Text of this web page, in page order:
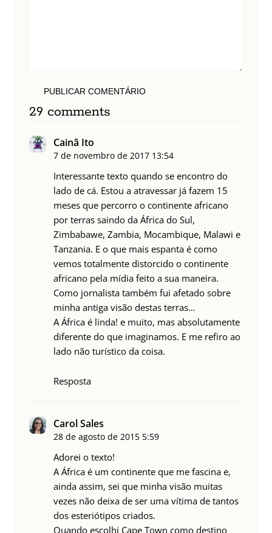
PUBLICAR COMENTÁRIO
29 comments
Cainã Ito
7 de novembro de 2017 13:54
Interessante texto quando se encontro do
lado de cá. Estou a atravessar já fazem 15
meses que percorro o continente africano
por terras saindo da África do Sul,
Zimbabawe, Zambia, Mocambique, Malawi e
Tanzania. E o que mais espanta é como
vemos totalmente distorcido o continente
africano pela mídia feito a sua maneira.
Como jornalista também fui afetado sobre
minha antiga visão destas terras…
A África é linda! e muito, mas absolutamente
diferente do que imaginamos. E me refiro ao
lado não turístico da coisa.
Resposta
Carol Sales
28 de agosto de 2015 5:59
Adorei o texto!
A África é um continente que me fascina e,
ainda assim, sei que minha visão muitas
vezes não deixa de ser uma vítima de tantos
dos esteriótipos criados.
Quando escolhi Cape Town como destino